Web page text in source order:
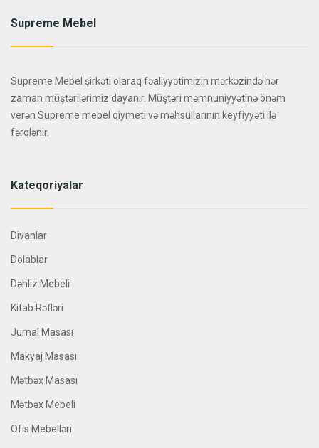
Supreme Mebel
Supreme Mebel şirkəti olaraq fəaliyyətimizin mərkəzində hər
zaman müştərilərimiz dayanır. Müştəri məmnuniyyətinə önəm
verən Supreme mebel qiymeti və məhsullarının keyfiyyəti ilə
fərqlənir.
Kateqoriyalar
Divanlar
Dolablar
Dəhliz Mebeli
Kitab Rəfləri
Jurnal Masası
Makyaj Masası
Mətbəx Masası
Mətbəx Mebeli
Ofis Mebelləri